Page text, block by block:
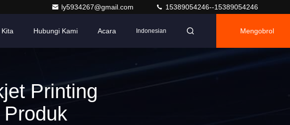
ly5934267@gmail.com 15389054246--15389054246
Hubungi Kami Acara Indonesian Mengobrol
Printing